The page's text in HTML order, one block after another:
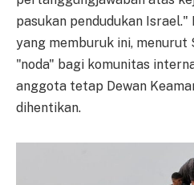
pasukan pendudukan Israel."
yang memburuk ini, menurut
"noda" bagi komunitas
anggota tetap Dewan
dihentikan.